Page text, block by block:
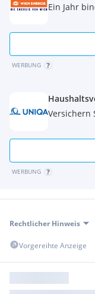
Ein Jahr
WERBUNG
Versichern
WERBUNG
Rechtlicher Hinweis
Vorgereihte Anzeige